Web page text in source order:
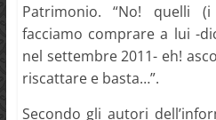
Patrimonio. “No! quelli
facciamo comprare a lui -
nel settembre 2011- eh!
riscattare e basta…”.
Secondo gli autori